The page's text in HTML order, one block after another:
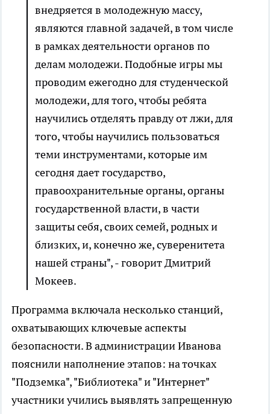
внедряется в молодежную массу,
являются главной задачей, в том числе
в рамках деятельности органов по
делам молодежи. Подобные игры мы
проводим ежегодно для студенческой
молодежи, для того, чтобы ребята
научились отделять правду от лжи, для
того, чтобы научились пользоваться
теми инструментами, которые им
сегодня дает государство,
правоохранительные органы, органы
государственной власти, в части
защиты себя, своих семей, родных и
близких, и, конечно же, суверенитета
нашей страны", - говорит Дмитрий
Мокеев.
Программа включала несколько станций,
охватывающих ключевые аспекты
безопасности. В администрации Иванова
пояснили наполнение этапов: на точках
"Подземка", "Библиотека" и "Интернет"
участники учились выявлять запрещенную